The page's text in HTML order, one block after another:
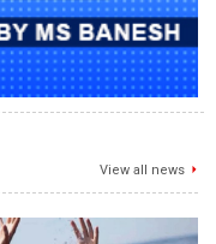
View all news